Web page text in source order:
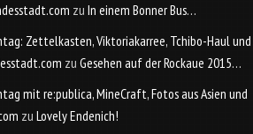
zu In einem Bonner Bus…
Zettelkasten, Viktoriakarree, Tchibo-Haul und
zu Gesehen auf der Rockaue 2015…
mit re:publica, MineCraft, Fotos aus Asien und
zu Lovely Endenich!